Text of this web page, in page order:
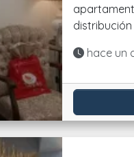
distribución
hace un